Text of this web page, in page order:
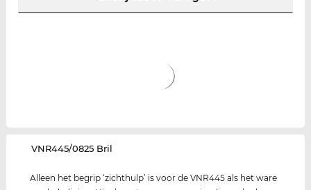
‌VNR445/0825 Bril
Alleen het begrip ‘zichthulp’ is voor de VNR445 als het ware